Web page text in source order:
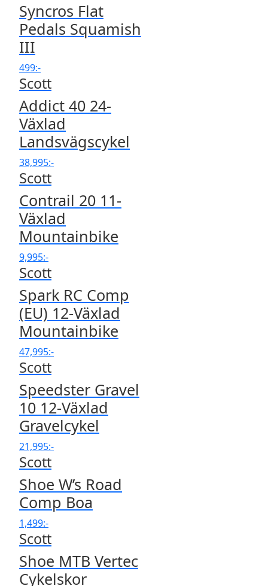
Syncros Flat
Pedals Squamish
III
499:-
Scott
Addict 40 24-
Växlad
Landsvägscykel
38,995:-
Scott
Contrail 20 11-
Växlad
Mountainbike
9,995:-
Scott
Spark RC Comp
(EU) 12-Växlad
Mountainbike
47,995:-
Scott
Speedster Gravel
10 12-Växlad
Gravelcykel
21,995:-
Scott
Shoe W’s Road
Comp Boa
1,499:-
Scott
Shoe MTB Vertec
Cykelskor